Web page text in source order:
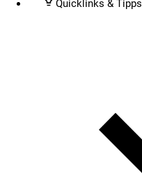
Quicklinks & Tipps